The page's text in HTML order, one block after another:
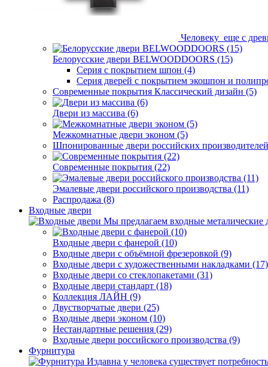
Человеку еще с
Белорусские двери BELWOODDOORS (15)
Серия с покрытием шпон (4)
Серия дверей с покрытием экошпон и
Современные покрытия Классический дизайн (5)
Двери из массива (6)
Межкомнатные двери эконом (5)
Шпонированные двери российских
Современные покрытия (22)
Эмалевые двери российского производства (11)
Распродажа (8)
Входные двери
Мы предлагаем входные металические
Входные двери с фанерой (10)
Входные двери с объёмной фрезеровкой (9)
Входные двери с художественными накладками (17)
Входные двери со стеклопакетами (31)
Входные двери стандарт (18)
Коллекция ЛАЙН (9)
Двустворчатые двери (25)
Входные двери эконом (10)
Нестандартные решения (29)
Входные двери российского производства (9)
Фурнитура
Издавна у человека существует